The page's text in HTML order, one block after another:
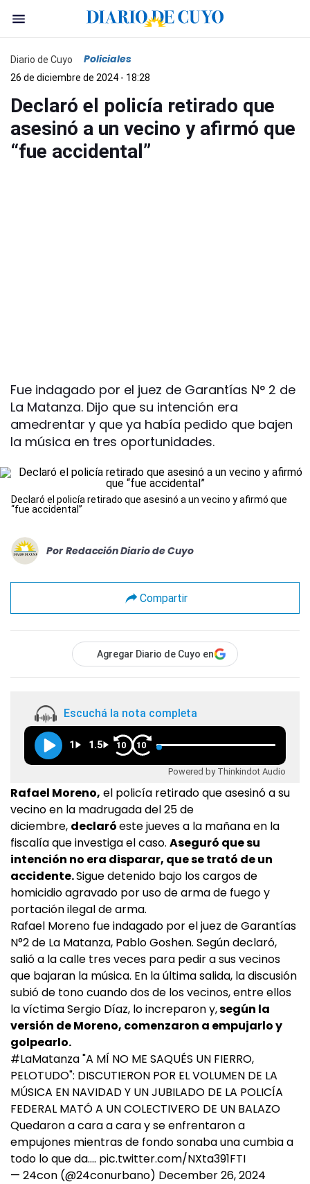
Diario de Cuyo Policiales
26 de diciembre de 2024 - 18:28
Declaró el policía retirado que
asesinó a un vecino y afirmó que
“fue accidental”
Fue indagado por el juez de Garantías N° 2 de
La Matanza. Dijo que su intención era
amedrentar y que ya había pedido que bajen
la música en tres oportunidades.
Declaró el policía retirado que asesinó a un vecino y afirmó que
“fue accidental”
Por Redacción Diario de Cuyo
Compartir
Agregar Diario de Cuyo en
Escuchá la nota completa
1 1.5 10 10
Powered by Thinkindot Audio
Rafael Moreno, el policía retirado que asesinó a su
vecino en la madrugada del 25 de
diciembre, declaróeste jueves a la mañana en la
fiscalía que investiga el caso. Aseguró que su
intención no era disparar, que se trató de un
accidente.Sigue detenido bajo los cargos de
homicidio agravado por uso de arma de fuego y
portación ilegal de arma.
Rafael Moreno fue indagado por el juez de Garantías
N°2 de La Matanza, Pablo Goshen. Según declaró,
salió a la calle tres veces para pedir a sus vecinos
que bajaran la música. En la última salida, la discusión
subió de tono cuando dos de los vecinos, entre ellos
la víctima Sergio Díaz, lo increparon y,según la
versión de Moreno, comenzaron a empujarlo y
golpearlo.
#LaMatanza"A MÍ NO ME SAQUÉS UN FIERRO,
PELOTUDO": DISCUTIERON POR EL VOLUMEN DE LA
MÚSICA EN NAVIDAD Y UN JUBILADO DE LA POLICÍA
FEDERAL MATÓ A UN COLECTIVERO DE UN BALAZO
Quedaron a cara a cara y se enfrentaron a
empujones mientras de fondo sonaba una cumbia a
todo lo que da.… pic.twitter.com/NXta391FTI
— 24con (@24conurbano) December 26, 2024